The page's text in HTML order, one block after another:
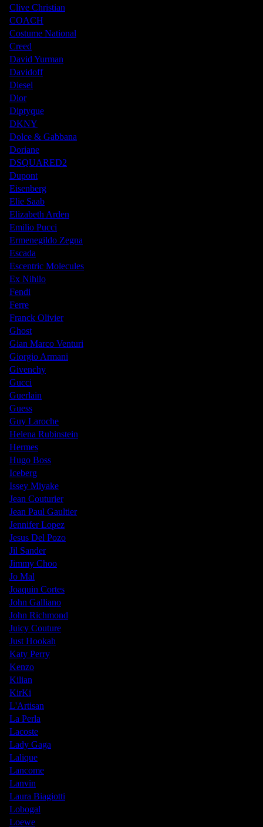
Clive Christian
COACH
Costume National
Creed
David Yurman
Davidoff
Diesel
Dior
Diptyque
DKNY
Dolce & Gabbana
Doriane
DSQUARED2
Dupont
Eisenberg
Elie Saab
Elizabeth Arden
Emilio Pucci
Ermenegildo Zegna
Escada
Escentric Molecules
Ex Nihilo
Fendi
Ferre
Franck Olivier
Ghost
Gian Marco Venturi
Giorgio Armani
Givenchy
Gucci
Guerlain
Guess
Guy Laroche
Helena Rubinstein
Hermes
Hugo Boss
Iceberg
Issey Miyake
Jean Couturier
Jean Paul Gaultier
Jennifer Lopez
Jesus Del Pozo
Jil Sander
Jimmy Choo
Jo Mal
Joaquin Cortes
John Galliano
John Richmond
Juicy Couture
Just Hookah
Katy Perry
Kenzo
Kilian
KirKi
L'Artisan
La Perla
Lacoste
Lady Gaga
Lalique
Lancome
Lanvin
Laura Biagiotti
Lobogal
Loewe